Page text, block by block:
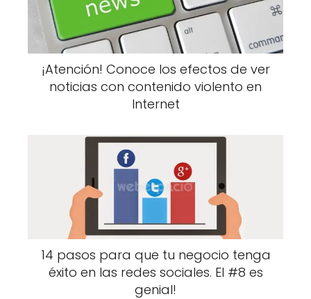
¡Atención! Conoce los efectos de ver
noticias con contenido violento en
Internet
14 pasos para que tu negocio tenga
éxito en las redes sociales. El #8 es
genial!